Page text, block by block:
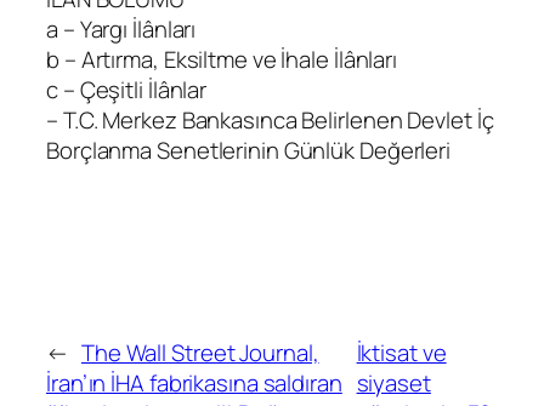
a – Yargı İlânları
b – Artırma, Eksiltme ve İhale İlânları
c – Çeşitli İlânlar
– T.C. Merkez Bankasınca Belirlenen Devlet İç
Borçlanma Senetlerinin Günlük Değerleri
← The Wall Street Journal,
İran’ın İHA fabrikasına saldıran
İktisat ve
siyaset